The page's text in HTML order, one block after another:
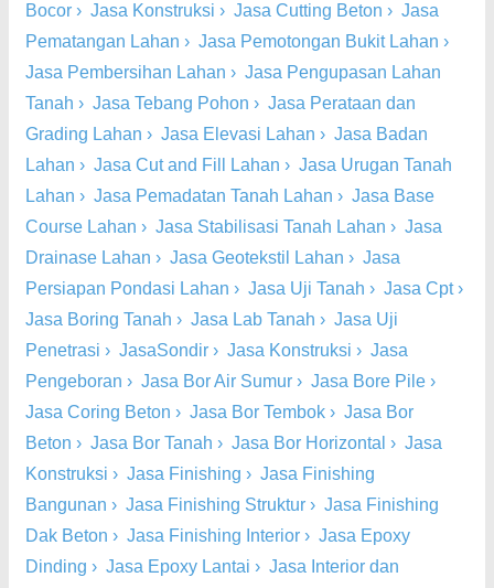
Bocor › Jasa Konstruksi › Jasa Cutting Beton › Jasa
Pematangan Lahan › Jasa Pemotongan Bukit Lahan ›
Jasa Pembersihan Lahan › Jasa Pengupasan Lahan
Tanah › Jasa Tebang Pohon › Jasa Perataan dan
Grading Lahan › Jasa Elevasi Lahan › Jasa Badan
Lahan › Jasa Cut and Fill Lahan › Jasa Urugan Tanah
Lahan › Jasa Pemadatan Tanah Lahan › Jasa Base
Course Lahan › Jasa Stabilisasi Tanah Lahan › Jasa
Drainase Lahan › Jasa Geotekstil Lahan › Jasa
Persiapan Pondasi Lahan › Jasa Uji Tanah › Jasa Cpt›
Jasa Boring Tanah › Jasa Lab Tanah › Jasa Uji
Penetrasi › JasaSondir › Jasa Konstruksi › Jasa
Pengeboran › Jasa Bor Air Sumur › Jasa Bore Pile ›
Jasa Coring Beton › Jasa Bor Tembok › Jasa Bor
Beton › Jasa Bor Tanah › Jasa Bor Horizontal › Jasa
Konstruksi › Jasa Finishing › Jasa Finishing
Bangunan › Jasa Finishing Struktur › Jasa Finishing
Dak Beton › Jasa Finishing Interior › Jasa Epoxy
Dinding › Jasa Epoxy Lantai › Jasa Interior dan